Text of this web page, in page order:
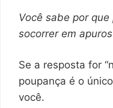
Você sabe por
socorrer em
Se a resposta for
poupança é o
você.